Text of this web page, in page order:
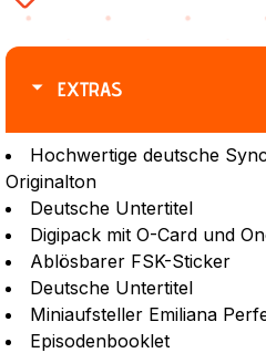
EXTRAS
Hochwertige deutsche
Originalton
Deutsche Untertitel
Digipack mit O-Card und
Ablösbarer FSK-Sticker
Deutsche Untertitel
Miniaufsteller Emiliana
Episodenbooklet